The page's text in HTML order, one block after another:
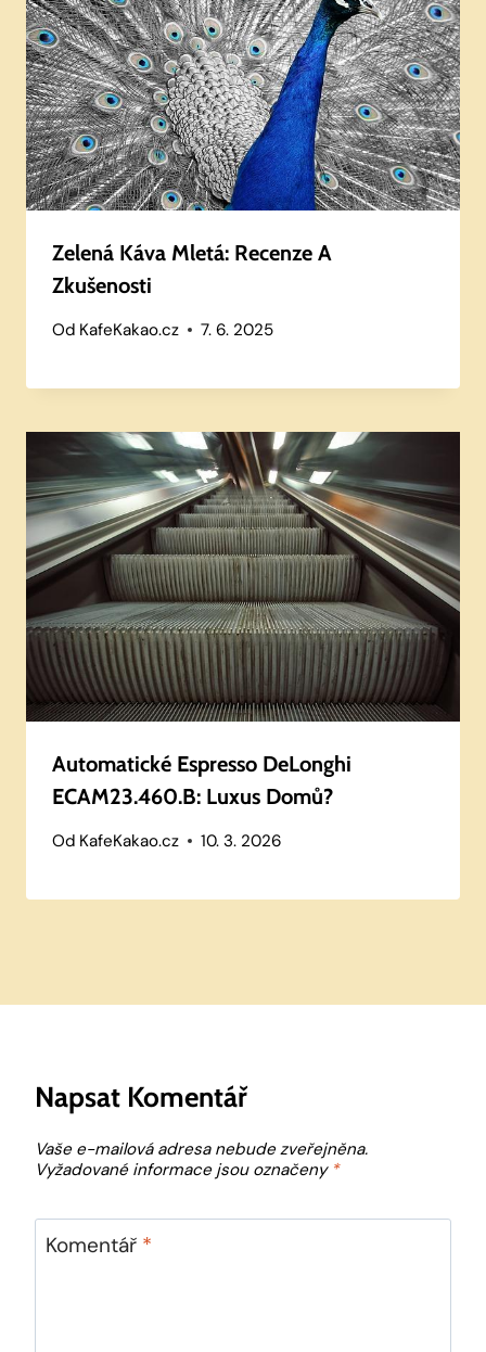
Zelená Káva Mletá: Recenze A
Zkušenosti
Od KafeKakao.cz 7. 6. 2025
Automatické Espresso DeLonghi
ECAM23.460.B: Luxus Domů?
Od KafeKakao.cz 10. 3. 2026
Napsat Komentář
Vaše e-mailová adresa nebude zveřejněna.
Vyžadované informace jsou označeny *
Komentář *